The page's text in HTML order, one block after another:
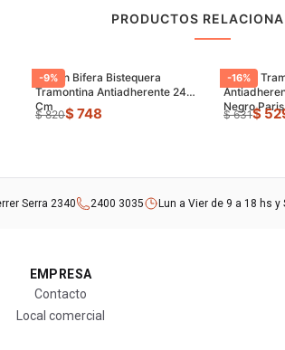
PRODUCTOS
-9%
Sarten Bifera Bistequera
Tramontina Antiadherente 24
Cm
$ 820$ 748
-16%
Sarten
Negro Paris
$ 631$
Serra 2340 2400 3035 Lun a Vier de 9 a 18 hs y
EMPRESA
Contacto
Local comercial